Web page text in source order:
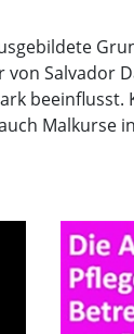
Salvador
Malkurse